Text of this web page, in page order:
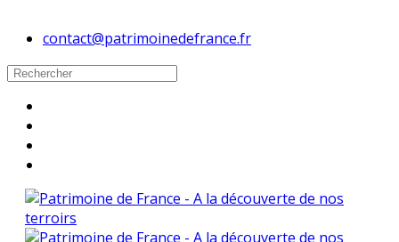
contact@patrimoinedefrance.fr